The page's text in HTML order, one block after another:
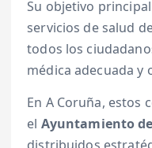
Su objetivo
servicios de salud
todos los
médica adecuada y
En A Coruña, estos
el Ayuntamiento